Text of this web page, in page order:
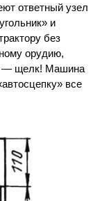
ответный узел
и
без
орудию,
и — щелк! Машина
все